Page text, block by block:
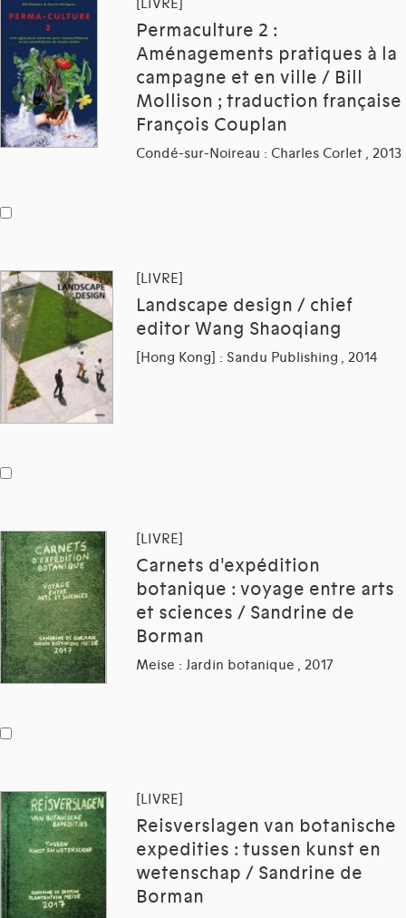
Permaculture 2 :
Aménagements pratiques à la
campagne et en ville / Bill
Mollison ; traduction française
François Couplan
Condé-sur-Noireau : Charles Corlet , 2013
[LIVRE]
Landscape design / chief
editor Wang Shaoqiang
[Hong Kong] : Sandu Publishing , 2014
[LIVRE]
Carnets d'expédition
botanique : voyage entre arts
et sciences / Sandrine de
Borman
Meise : Jardin botanique , 2017
[LIVRE]
Reisverslagen van botanische
expedities : tussen kunst en
wetenschap / Sandrine de
Borman